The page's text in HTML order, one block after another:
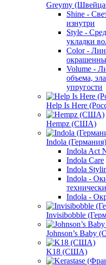
Greymy
Shine -
изнутри
Style -
укладки
Color -
Volume -
объема,
упругости
Help Is Here
Hempz (США)
Indola (Германия)
Indola Act
Indola Care
Indola
Indola -
Indola -
Invisibobble
Johnson’s Baby
K18 (США)